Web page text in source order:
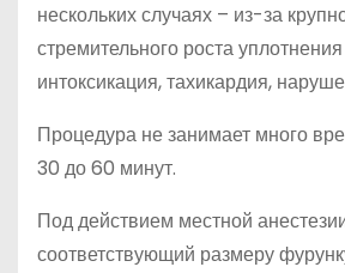
нескольких случаях – из-за
стремительного роста
интоксикация, тахикардия,
Процедура не занимает много
30 до 60 минут.
Под действием местной
соответствующий размеру